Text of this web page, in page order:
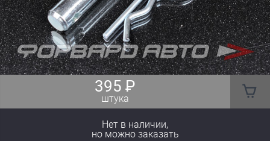
395₽
штука
Нет в наличии,
но можно заказать